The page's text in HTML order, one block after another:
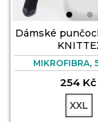
Dámské
MIKROFIBRA,
254 Kč
XXL